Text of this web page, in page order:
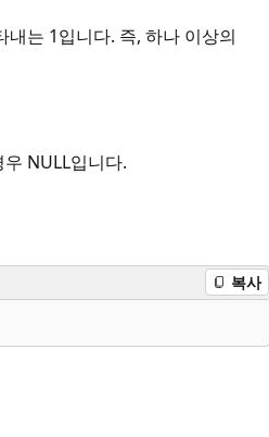
는 1입니다. 즉, 하나 이상의
NULL입니다.
복사